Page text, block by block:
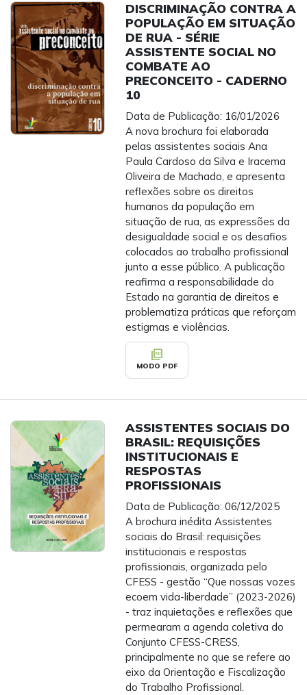
DISCRIMINAÇÃO CONTRA A
POPULAÇÃO EM SITUAÇÃO
DE RUA - SÉRIE
ASSISTENTE SOCIAL NO
COMBATE AO
PRECONCEITO - CADERNO
10
Data de Publicação: 16/01/2026
A nova brochura foi elaborada
pelas assistentes sociais Ana
Paula Cardoso da Silva e Iracema
Oliveira de Machado, e apresenta
reflexões sobre os direitos
humanos da população em
situação de rua, as expressões da
desigualdade social e os desafios
colocados ao trabalho profissional
junto a esse público. A publicação
reafirma a responsabilidade do
Estado na garantia de direitos e
problematiza práticas que reforçam
estigmas e violências.
picture_as_pdf
MODO PDF
ASSISTENTES SOCIAIS DO
BRASIL: REQUISIÇÕES
INSTITUCIONAIS E
RESPOSTAS
PROFISSIONAIS
Data de Publicação: 06/12/2025
A brochura inédita Assistentes
sociais do Brasil: requisições
institucionais e respostas
profissionais, organizada pelo
CFESS - gestão “Que nossas vozes
ecoem vida-liberdade” (2023-2026)
- traz inquietações e reflexões que
permearam a agenda coletiva do
Conjunto CFESS-CRESS,
principalmente no que se refere ao
eixo da Orientação e Fiscalização
do Trabalho Profissional.